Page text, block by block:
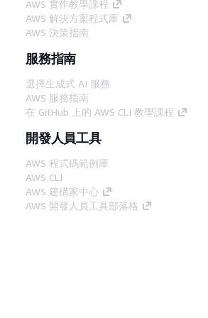
AWS 實作教學課程
AWS 解決方案程式庫
AWS 決策指南
服務指南
選擇生成式 AI 服務
AWS 服務指南
在 GitHub 上的 AWS CLI 教學課程
開發人員工具
AWS 程式碼範例庫
AWS CLI
AWS 建構家中心
AWS 開發人員工具部落格